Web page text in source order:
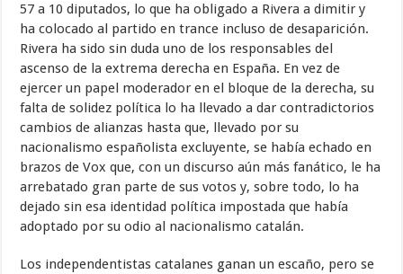
57 a 10 diputados, lo que ha obligado a Rivera a dimitir y
ha colocado al partido en trance incluso de desaparición.
Rivera ha sido sin duda uno de los responsables del
ascenso de la extrema derecha en España. En vez de
ejercer un papel moderador en el bloque de la derecha, su
falta de solidez política lo ha llevado a dar contradictorios
cambios de alianzas hasta que, llevado por su
nacionalismo españolista excluyente, se había echado en
brazos de Vox que, con un discurso aún más fanático, le ha
arrebatado gran parte de sus votos y, sobre todo, lo ha
dejado sin esa identidad política impostada que había
adoptado por su odio al nacionalismo catalán.
Los independentistas catalanes ganan un escaño, pero se